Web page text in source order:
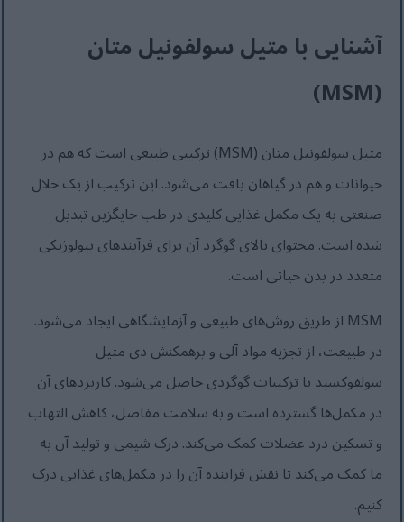
آشنایی با متیل سولفونیل متان
(MSM)
متیل سولفونیل متان (MSM) ترکیبی طبیعی است که هم در
حیوانات و هم در گیاهان یافت می‌شود. این ترکیب از یک حلال
صنعتی به یک مکمل غذایی کلیدی در طب جایگزین تبدیل
شده است. محتوای بالای گوگرد آن برای فرآیندهای بیولوژیکی
متعدد در بدن حیاتی است.
MSM از طریق روش‌های طبیعی و آزمایشگاهی ایجاد می‌شود.
در طبیعت، از تجزیه مواد آلی و برهمکنش دی متیل
سولفوکسید با ترکیبات گوگردی حاصل می‌شود. کاربردهای آن
در مکمل‌ها گسترده است و به سلامت مفاصل، کاهش التهاب
و تسکین درد عضلات کمک می‌کند. درک شیمی و تولید آن به
ما کمک می‌کند تا نقش فزاینده آن را در مکمل‌های غذایی درک
کنیم.